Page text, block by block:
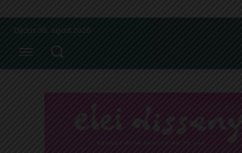
Dijous 06, agost 2026